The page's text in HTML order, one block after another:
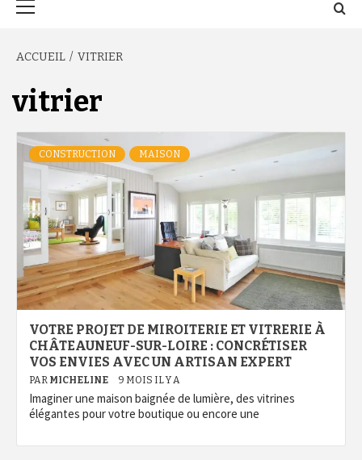
ACCUEIL VITRIER
vitrier
CONSTRUCTION MAISON
VOTRE PROJET DE MIROITERIE ET VITRERIE À
CHÂTEAUNEUF-SUR-LOIRE : CONCRÉTISER
VOS ENVIES AVEC UN ARTISAN EXPERT
PAR MICHELINE 9 MOIS IL Y A
Imaginer une maison baignée de lumière, des vitrines
élégantes pour votre boutique ou encore une